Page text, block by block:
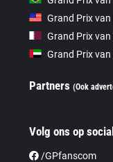
Grand Prix
Grand Prix
Grand Prix
Partners(Ook
Volg ons op
/GPfanscom